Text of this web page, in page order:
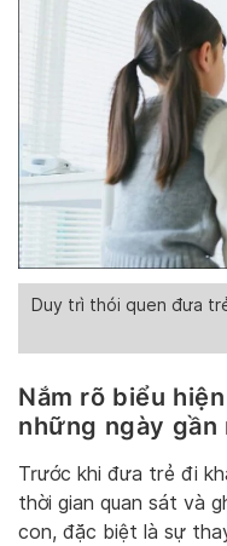
Duy trì thói quen đưa
Nắm rõ biểu
những ngày gần
Trước khi đưa trẻ đi
thời gian quan sát và
con, đặc biệt là sự